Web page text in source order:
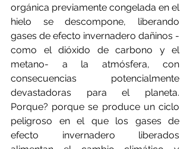
orgánica previamente congelada en el
hielo se descompone, liberando
gases de efecto invernadero dañinos -
como el dióxido de carbono y el
metano- a la atmósfera, con
consecuencias potencialmente
devastadoras para el planeta.
Porque? porque se produce un ciclo
peligroso en el que los gases de
efecto invernadero liberados